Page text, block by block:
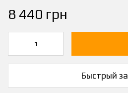
8 440 грн
Быстрый